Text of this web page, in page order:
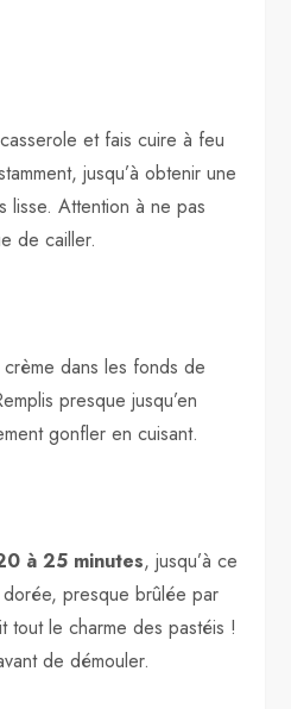
et fais cuire à feu
jusqu’à obtenir une
lisse. Attention à ne pas
de cailler.
dans les fonds de
presque jusqu’en
gonfler en cuisant.
à 25 minutes, jusqu’à ce
presque brûlée par
tout le charme des pastéis !
de démouler.